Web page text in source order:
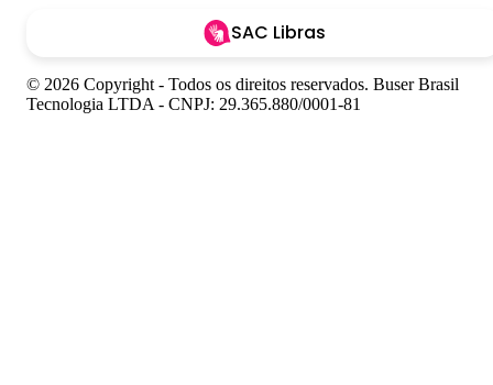
SAC Libras
© 2026 Copyright - Todos os direitos reservados. Buser Brasil
Tecnologia LTDA - CNPJ: 29.365.880/0001-81